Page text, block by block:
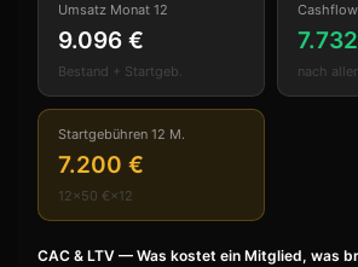
Umsatz Monat 12
9.096 €
Bestand + Startgeb. nach
Startgebühren 12 M.
7.200 €
12×50 €×12
CAC & LTV — Was kostet ein Mitglied, was